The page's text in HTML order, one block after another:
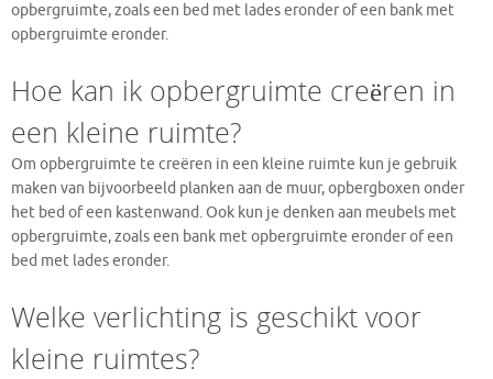
opbergruimte, zoals een bed met lades eronder of een bank met
opbergruimte eronder.
Hoe kan ik opbergruimte creëren in
een kleine ruimte?
Om opbergruimte te creëren in een kleine ruimte kun je gebruik
maken van bijvoorbeeld planken aan de muur, opbergboxen onder
het bed of een kastenwand. Ook kun je denken aan meubels met
opbergruimte, zoals een bank met opbergruimte eronder of een
bed met lades eronder.
Welke verlichting is geschikt voor
kleine ruimtes?